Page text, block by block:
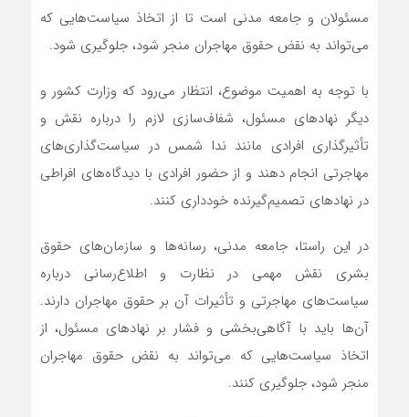
مسئولان و جامعه مدنی است تا از اتخاذ سیاست‌هایی که
می‌تواند به نقض حقوق مهاجران منجر شود، جلوگیری شود.
با توجه به اهمیت موضوع، انتظار می‌رود که وزارت کشور و
دیگر نهادهای مسئول، شفاف‌سازی لازم را درباره نقش و
تأثیرگذاری افرادی مانند ندا شمس در سیاست‌گذاری‌های
مهاجرتی انجام دهند و از حضور افرادی با دیدگاه‌های افراطی
در نهادهای تصمیم‌گیرنده خودداری کنند.
در این راستا، جامعه مدنی، رسانه‌ها و سازمان‌های حقوق
بشری نقش مهمی در نظارت و اطلاع‌رسانی درباره
سیاست‌های مهاجرتی و تأثیرات آن بر حقوق مهاجران دارند.
آن‌ها باید با آگاهی‌بخشی و فشار بر نهادهای مسئول، از
اتخاذ سیاست‌هایی که می‌تواند به نقض حقوق مهاجران
منجر شود، جلوگیری کنند.